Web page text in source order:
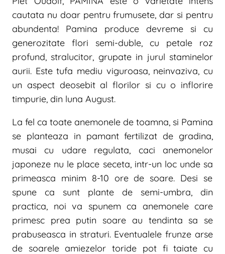
cautata nu doar pentru frumusete, dar si pentru
abundenta! Pamina produce devreme si cu
generozitate flori semi-duble, cu petale roz
profund, stralucitor, grupate in jurul staminelor
aurii. Este tufa mediu viguroasa, neinvaziva, cu
un aspect deosebit al florilor si cu o inflorire
timpurie, din luna August.
La fel ca toate anemonele de toamna, si Pamina
se planteaza in pamant fertilizat de gradina,
musai cu udare regulata, caci anemonelor
japoneze nu le place seceta, intr-un loc unde sa
primeasca minim 8-10 ore de soare. Desi se
spune ca sunt plante de semi-umbra, din
practica, noi va spunem ca anemonele care
primesc prea putin soare au tendinta sa se
prabuseasca in straturi. Eventualele frunze arse
de soarele amiezelor toride pot fi taiate cu